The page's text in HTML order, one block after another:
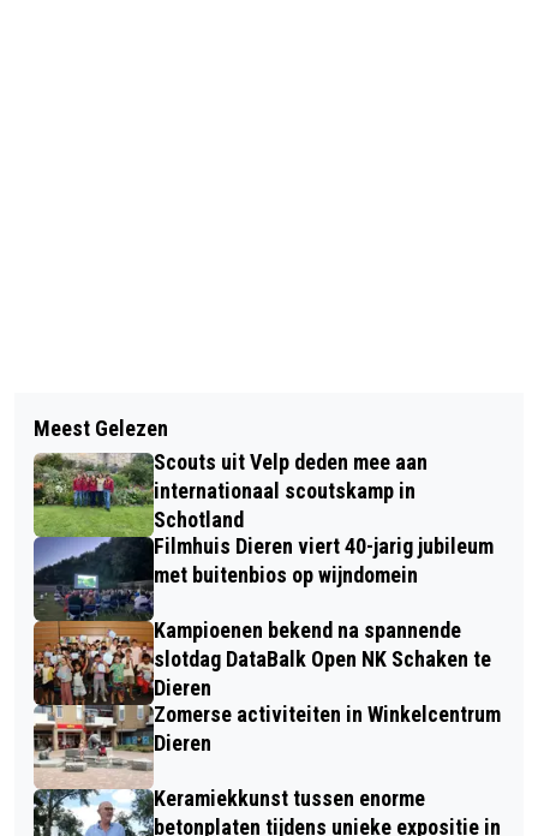
VROUWENGROEP INTERNATIONAAL IN
DIEREN
GEZOCHT: VRIJWILLIGERS OM
PADDEN TE HELPEN TIJDENS
PADDENTREK
Meest Gelezen
Scouts uit Velp deden mee aan
internationaal scoutskamp in
Schotland
Filmhuis Dieren viert 40-jarig jubileum
met buitenbios op wijndomein
Kampioenen bekend na spannende
slotdag DataBalk Open NK Schaken te
Dieren
Zomerse activiteiten in Winkelcentrum
Dieren
Keramiekkunst tussen enorme
betonplaten tijdens unieke expositie in